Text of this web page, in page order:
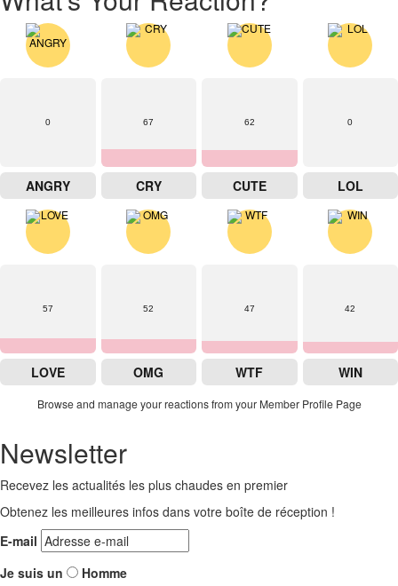
0
ANGRY
67
CRY
62
CUTE
0
LOL
57
LOVE
52
OMG
47
WTF
42
WIN
Browse and manage your reactions from your Member Profile Page
Newsletter
Recevez les actualités les plus chaudes en premier
Obtenez les meilleures infos dans votre boîte de réception !
E-mail
Je suis un
Homme